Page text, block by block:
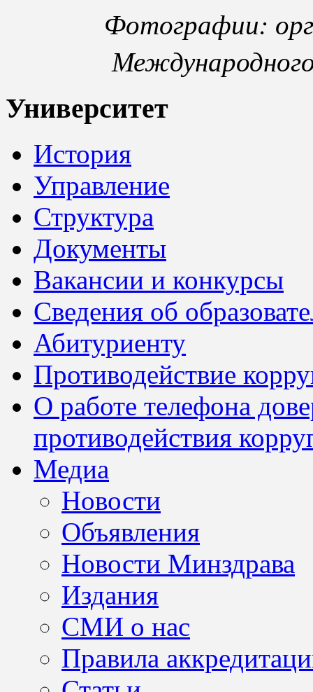
Фотографии:
Международного
Университет
История
Управление
Структура
Документы
Вакансии и конкурсы
Сведения об
Абитуриенту
Противодействие
О работе телефона
противодействия
Медиа
Новости
Объявления
Новости Минздрава
Издания
СМИ о нас
Правила